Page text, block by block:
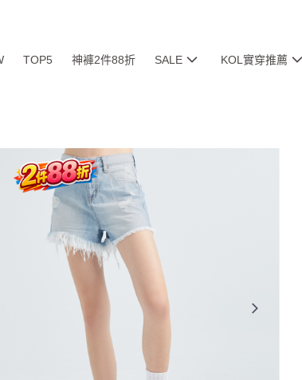
TOP5 神褲2件88折 SALE KOL實穿推薦